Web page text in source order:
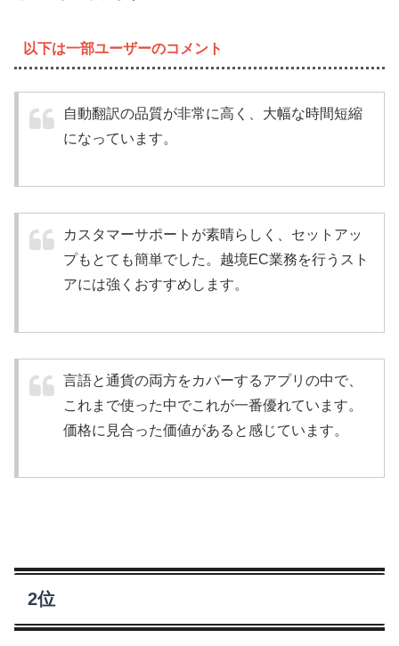
以下は一部ユーザーのコメント
自動翻訳の品質が非常に高く、大幅な時間短縮
になっています。
カスタマーサポートが素晴らしく、セットアッ
プもとても簡単でした。越境EC業務を行うスト
アには強くおすすめします。
言語と通貨の両方をカバーするアプリの中で、
これまで使った中でこれが一番優れています。
価格に見合った価値があると感じています。
2位